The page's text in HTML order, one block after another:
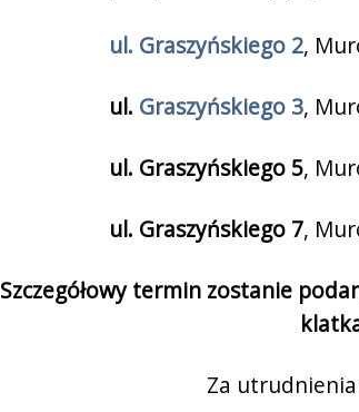
ul. Graszyńskiego 2,
ul. Graszyńskiego 3,
ul. Graszyńskiego 5,
ul. Graszyńskiego 7,
Szczegółowy termin zostanie
Za